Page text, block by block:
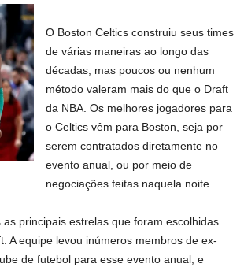
O Boston Celtics construiu seus times
de várias maneiras ao longo das
décadas, mas poucos ou nenhum
método valeram mais do que o Draft
da NBA. Os melhores jogadores para
o Celtics vêm para Boston, seja por
serem contratados diretamente no
evento anual, ou por meio de
negociações feitas naquela noite.
principais estrelas que foram escolhidas
A equipe levou inúmeros membros de ex-
de futebol para esse evento anual, e